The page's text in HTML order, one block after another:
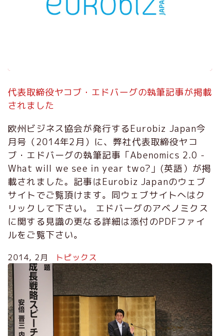
代表取締役ヤコブ・エドバーグの執筆記事が掲載
されました
欧州ビジネス協会が発行するEurobiz Japan今
月号（2014年2月）に、弊社代表取締役ヤコ
ブ・エドバーグの執筆記事「Abenomics 2.0 -
What will we see in year two?」(英語）が掲
載されました。記事はEurobiz Japanのウェブ
サイトでご覧頂けます。同ウェブサイトへはク
リックして下さい。 エドバーグのアベノミクス
に関する見識の更なる詳細は添付のPDFファイ
ルをご覧下さい。
2014, 2月 トピックス